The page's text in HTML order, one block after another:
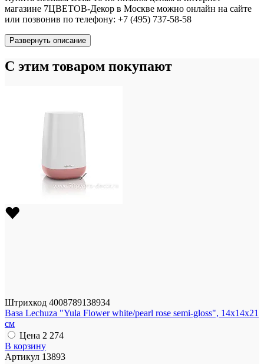
магазине 7ЦВЕТОВ-Декор в Москве можно онлайн на сайте
или позвонив по телефону: +7 (495) 737-58-58
Развернуть описание
С этим товаром покупают
Штрихкод 4008789138934
Ваза Lechuza "Yula Flower white/pearl rose semi-gloss", 14x14x21
см
Цена 2 274
В корзину
Артикул 13893